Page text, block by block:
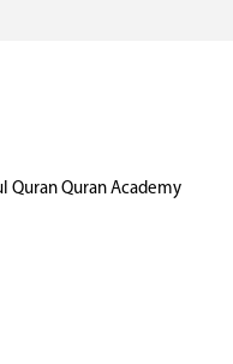
Quran Quran Academy